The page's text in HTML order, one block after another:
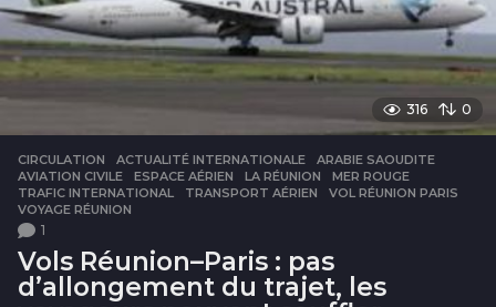
316 0
CIRCULATION ACTUALITÉ INTERNATIONALE ,ARABIE SAOUDITE
AVIATION CIVILE
,ESPACE AÉRIEN ,LA RÉUNION ,MER ROUGE
TRAFIC INTERNATIONAL
,TRANSPORT AÉRIEN ,VOL RÉUNION PARIS
VOYAGE RÉUNION
1
Vols Réunion–Paris : pas
d’allongement du trajet, les